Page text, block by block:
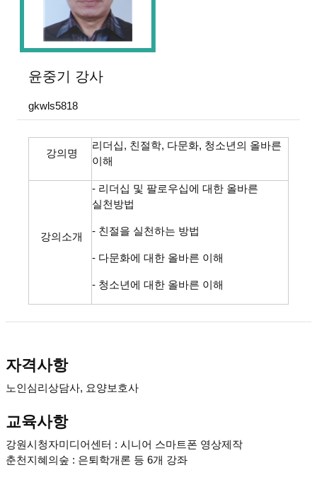
윤중기 강사
gkwls5818
강의명
리더십, 친절학, 다문화, 청소년의 올바른
이해
강의소개
- 리더십 및 팔로우십에 대한 올바른
실천방법
- 친절을 실천하는 방법
- 다문화에 대한 올바른 이해
- 청소년에 대한 올바른 이해
자격사항
노인심리상담사, 요양보호사
교육사항
강원시청자미디어센터 : 시니어 스마트폰 영상제작
춘천지혜의숲 : 은퇴학개론 등 6개 강좌